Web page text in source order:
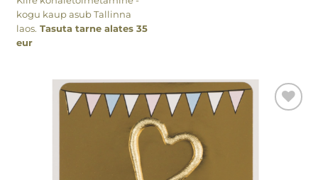
kogu kaup asub Tallinna
laos. Tasuta tarne alates 35
eur